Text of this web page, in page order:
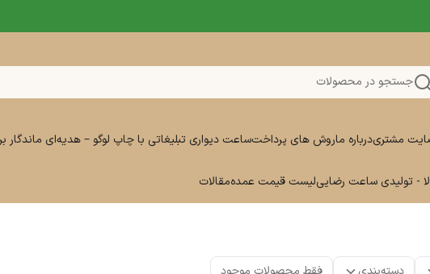
جستجو در محصولات
مشتریدرباره ماروش های پرداختساعت دیواری تبلیغاتی با چاپ لوگو – هدیه‌ای ماندگار
- تولیدی ساعت رضاییلیست قیمت عمدهمقالات